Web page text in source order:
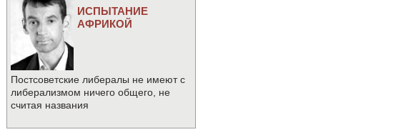
ИСПЫТАНИЕ
АФРИКОЙ
Постсоветские либералы не имеют с
либерализмом ничего общего, не
считая названия